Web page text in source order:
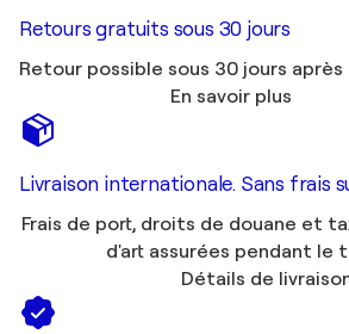
Retours gratuits sous 30 jours
Retour possible sous 30 jours après
En savoir plus
Livraison internationale. Sans frais
Frais de port, droits de douane et
d'art assurées pendant le
Détails de